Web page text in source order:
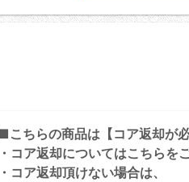
こちらの商品は【コア返却が必
・コア返却についてはこちらを
・コア返却頂けない場合は、